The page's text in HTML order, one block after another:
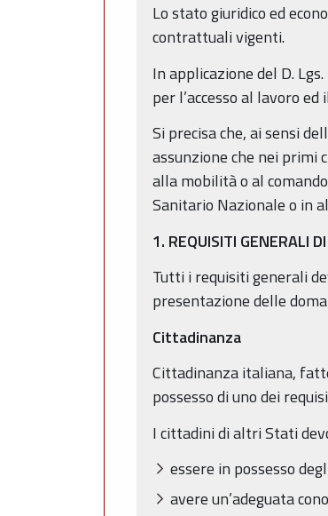
Lo stato giuridico ed
contrattuali vigenti.
In applicazione del D.
per l’accesso al lavoro
Si precisa che, ai sensi
assunzione che nei primi
alla mobilità o al
Sanitario Nazionale o in
1. REQUISITI GENERALI
Tutti i requisiti generali
presentazione delle
Cittadinanza
Cittadinanza italiana,
possesso di uno dei
I cittadini di altri Stati
essere in possesso
avere un’adeguata